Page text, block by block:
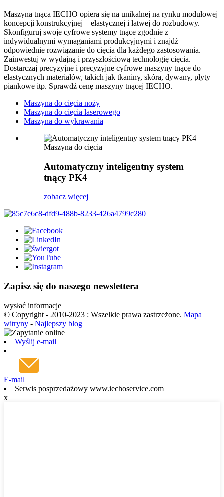
Maszyna tnąca IECHO opiera się na unikalnej na rynku modułowej
koncepcji konstrukcyjnej – elastycznej i łatwej do rozbudowy.
Skonfiguruj swoje cyfrowe systemy tnące zgodnie z
indywidualnymi wymaganiami produkcyjnymi i znajdź
odpowiednie rozwiązanie do cięcia dla każdego zastosowania.
Zainwestuj w wydajną i przyszłościową technologię cięcia.
Dostarczaj precyzyjne i precyzyjne cyfrowe maszyny tnące do
elastycznych materiałów, takich jak tkaniny, skóra, dywany, płyty
piankowe itp. Sprawdź cenę maszyny tnącej IECHO.
Maszyna do cięcia noży
Maszyna do cięcia laserowego
Maszyna do wykrawania
Maszyna do cięcia
Automatyczny inteligentny system
tnący PK4
zobacz więcej
Zapisz się do naszego newslettera
wysłać informacje
© Copyright - 2010-2023 : Wszelkie prawa zastrzeżone. Mapa
witryny - Najlepszy blog
Wyślij e-mail
E-mail
Serwis posprzedażowy www.iechoservice.com
x